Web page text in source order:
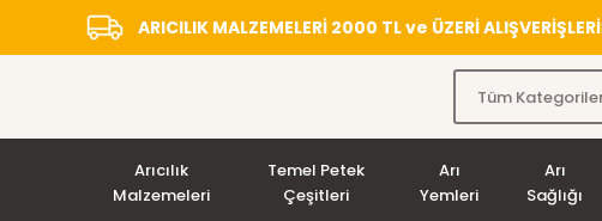
ARICILIK MALZEMELERİ 2000 TL ve ÜZERİ
Arıcılık
Malzemeleri
Temel Petek
Çeşitleri
Arı
Yemleri
Arı
Sağlığı